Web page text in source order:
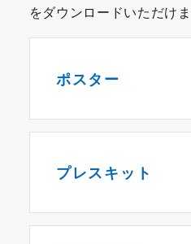
をダウンロードいただけま
ポスター
プレスキット